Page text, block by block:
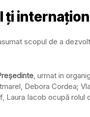
ți
scopul de a
, urmat in
Debora Cordea;
Laura Iacob ocupă rolul